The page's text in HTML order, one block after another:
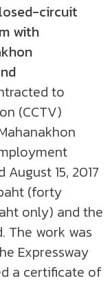
circuit
with
to
(CCTV)
15, 2017
(forty
only) and the
The work was
Expressway
a certificate of